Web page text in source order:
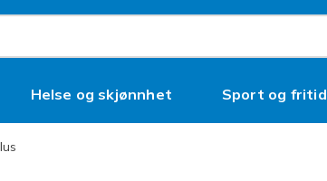
Helse og skjønnhet Sport og fritid